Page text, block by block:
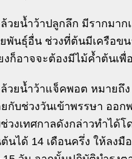
วยน้ำว้าปลูกลึก มีรากมา
พันธุ์อื่น ช่วงที่ต้นมีเครือข
งก็อาจจะต้องมีไม้ค้ำต้นเ
วยน้ำว้าแจ็คพอต หมายถึ
กับช่วงวันเข้าพรรษา ออ
วงเทศกาลดังกล่าวทำได้
นได้ 14 เดือนครึ่ง ให้ลง